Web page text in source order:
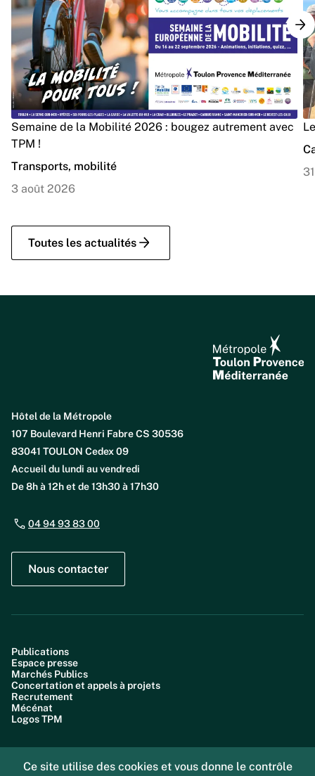
Toutes les actualités
Semaine de la Mobilité 2026 : bougez autrement avec
TPM !
Transports, mobilité
3 août 2026
Hôtel de la Métropole
107 Boulevard Henri Fabre CS 30536
83041 TOULON Cedex 09
Accueil du lundi au vendredi
De 8h à 12h et de 13h30 à 17h30
04 94 93 83 00
Nous contacter
Publications
Espace presse
Marchés Publics
Concertation et appels à projets
Recrutement
Mécénat
Logos TPM
Ce site utilise des cookies et vous donne le contrôle